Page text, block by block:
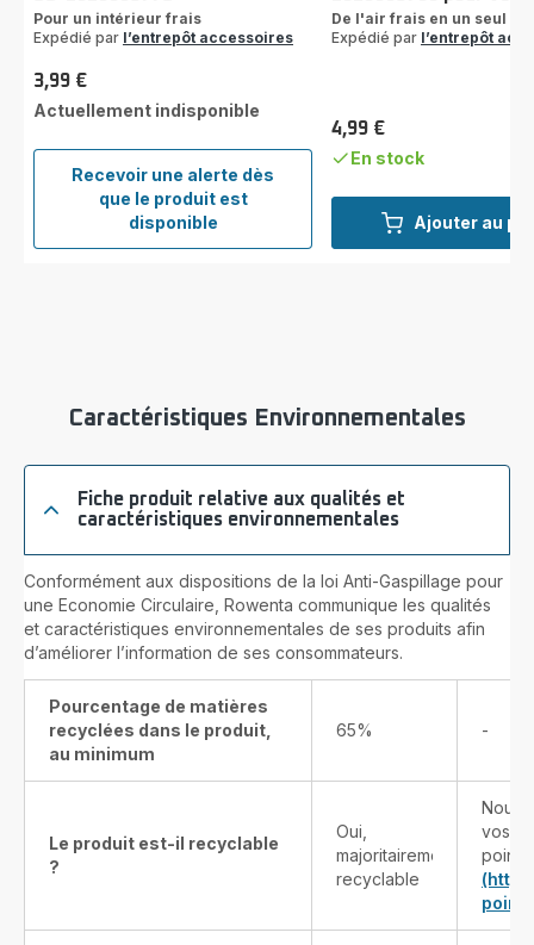
Recevoir une alerte dès
que le produit est
disponible
Tiroir
pour
Pour un intérieur frais
Expédié par l’entrepôt accessoires
Prix
3,99 €
Actuellement indisponible
Ajouter au
De l'air frais en un seul
Expédié par l’entrepôt
Prix
4,99 €
En stock
Caractéristiques Environnementales
Fiche produit relative aux qualités et
caractéristiques environnementales
Conformément aux dispositions de la loi Anti-Gaspillage pour
une Economie Circulaire, Rowenta communique les qualités
et caractéristiques environnementales de ses produits afin
d’améliorer l’information de ses consommateurs.
Pourcentage de matières
recyclées dans le produit,
au minimum
65% -
Le produit est-il recyclable
?
Oui,
majoritairement
recyclable
Nous
vos